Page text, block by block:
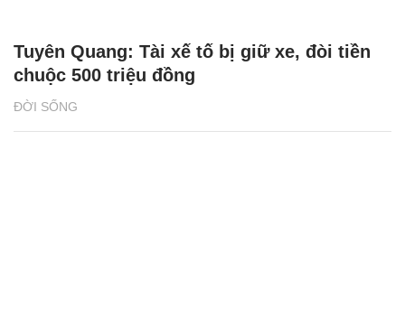
ĐỜI SỐNG
Tuyên Quang: Tài xế tố bị giữ xe, đòi tiền
chuộc 500 triệu đồng